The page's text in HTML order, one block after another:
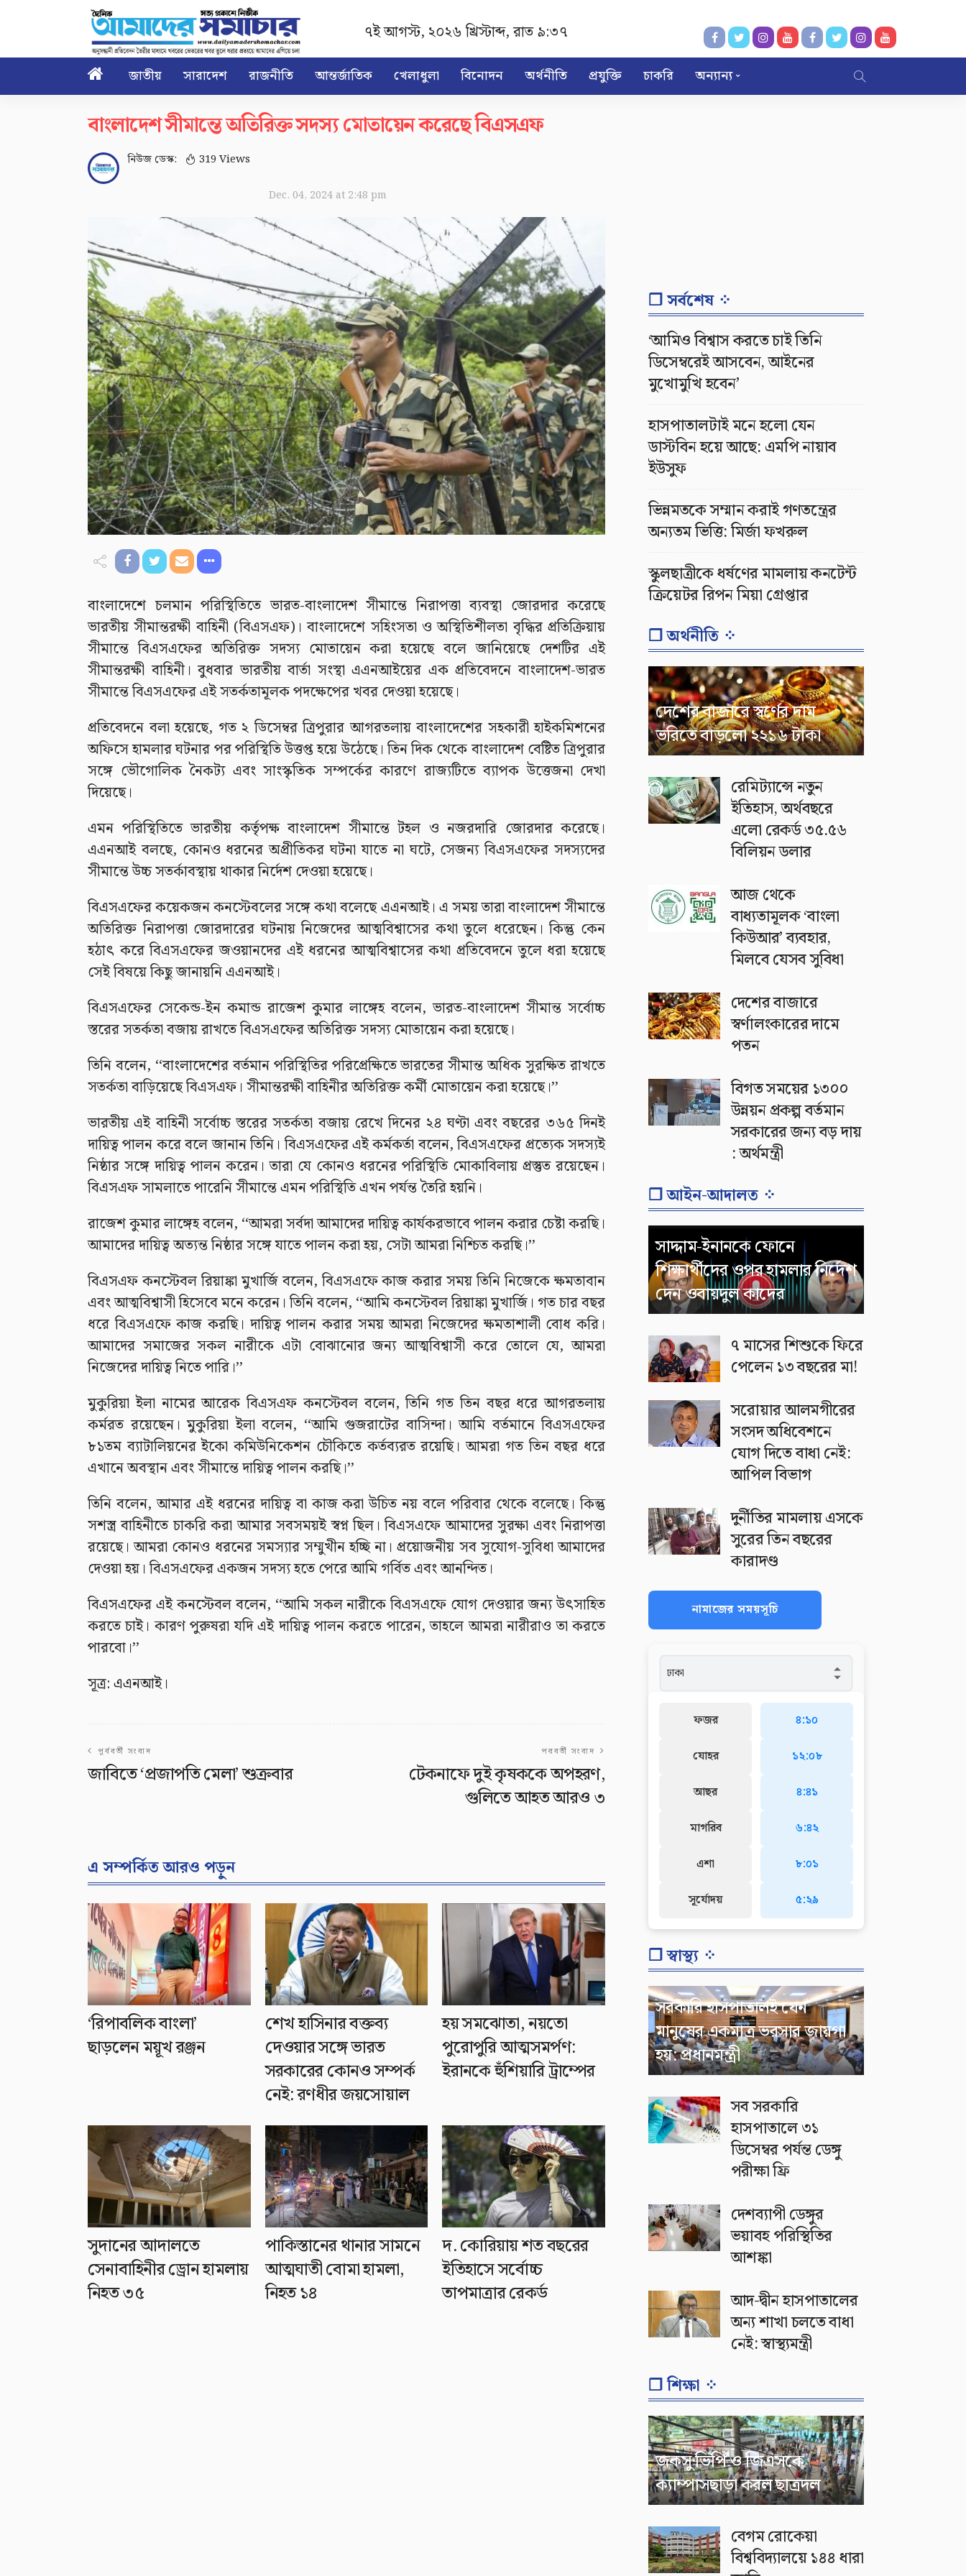
৭ই আগস্ট, ২০২৬ খ্রিস্টাব্দ,রাত ৯:৩৭
 জাতীয় সারাদেশ রাজনীতি আন্তর্জাতিক খেলাধুলা বিনোদন অর্থনীতি প্রযুক্তি চাকরি অন্যান্য
বাংলাদেশ সীমান্তে অতিরিক্ত সদস্য মোতায়েন করেছে বিএসএফ
নিউজ ডেস্ক: 319 Views
Dec. 04, 2024 at 2:48 pm
বাংলাদেশে চলমান পরিস্থিতিতে ভারত-বাংলাদেশ সীমান্তে নিরাপত্তা ব্যবস্থা জোরদার করেছে
ভারতীয় সীমান্তরক্ষী বাহিনী (বিএসএফ)। বাংলাদেশে সহিংসতা ও অস্থিতিশীলতা বৃদ্ধির প্রতিক্রিয়ায়
সীমান্তে বিএসএফের অতিরিক্ত সদস্য মোতায়েন করা হয়েছে বলে জানিয়েছে দেশটির এই
সীমান্তরক্ষী বাহিনী। বুধবার ভারতীয় বার্তা সংস্থা এএনআইয়ের এক প্রতিবেদনে বাংলাদেশ-ভারত
সীমান্তে বিএসএফের এই সতর্কতামূলক পদক্ষেপের খবর দেওয়া হয়েছে।
প্রতিবেদনে বলা হয়েছে, গত ২ ডিসেম্বর ত্রিপুরার আগরতলায় বাংলাদেশের সহকারী হাইকমিশনের
অফিসে হামলার ঘটনার পর পরিস্থিতি উত্তপ্ত হয়ে উঠেছে। তিন দিক থেকে বাংলাদেশ বেষ্টিত ত্রিপুরার
সঙ্গে ভৌগোলিক নৈকট্য এবং সাংস্কৃতিক সম্পর্কের কারণে রাজ্যটিতে ব্যাপক উত্তেজনা দেখা
দিয়েছে।
এমন পরিস্থিতিতে ভারতীয় কর্তৃপক্ষ বাংলাদেশ সীমান্তে টহল ও নজরদারি জোরদার করেছে।
এএনআই বলছে, কোনও ধরনের অপ্রীতিকর ঘটনা যাতে না ঘটে, সেজন্য বিএসএফের সদস্যদের
সীমান্তে উচ্চ সতর্কাবস্থায় থাকার নির্দেশ দেওয়া হয়েছে।
বিএসএফের কয়েকজন কনস্টেবলের সঙ্গে কথা বলেছে এএনআই। এ সময় তারা বাংলাদেশ সীমান্তে
অতিরিক্ত নিরাপত্তা জোরদারের ঘটনায় নিজেদের আত্মবিশ্বাসের কথা তুলে ধরেছেন। কিন্তু কেন
হঠাৎ করে বিএসএফের জওয়ানদের এই ধরনের আত্মবিশ্বাসের কথা প্রতিবেদনে তুলে ধরা হয়েছে
সেই বিষয়ে কিছু জানায়নি এএনআই।
বিএসএফের সেকেন্ড-ইন কমান্ড রাজেশ কুমার লাঙ্গেহ বলেন, ভারত-বাংলাদেশ সীমান্ত সর্বোচ্চ
স্তরের সতর্কতা বজায় রাখতে বিএসএফের অতিরিক্ত সদস্য মোতায়েন করা হয়েছে।
তিনি বলেন, ‘‘বাংলাদেশের বর্তমান পরিস্থিতির পরিপ্রেক্ষিতে ভারতের সীমান্ত অধিক সুরক্ষিত রাখতে
সতর্কতা বাড়িয়েছে বিএসএফ। সীমান্তরক্ষী বাহিনীর অতিরিক্ত কর্মী মোতায়েন করা হয়েছে।’’
ভারতীয় এই বাহিনী সর্বোচ্চ স্তরের সতর্কতা বজায় রেখে দিনের ২৪ ঘণ্টা এবং বছরের ৩৬৫ দিনই
দায়িত্ব পালন করে বলে জানান তিনি। বিএসএফের এই কর্মকর্তা বলেন, বিএসএফের প্রত্যেক সদস্যই
নিষ্ঠার সঙ্গে দায়িত্ব পালন করেন। তারা যে কোনও ধরনের পরিস্থিতি মোকাবিলায় প্রস্তুত রয়েছেন।
বিএসএফ সামলাতে পারেনি সীমান্তে এমন পরিস্থিতি এখন পর্যন্ত তৈরি হয়নি।
রাজেশ কুমার লাঙ্গেহ বলেন, ‘‘আমরা সর্বদা আমাদের দায়িত্ব কার্যকরভাবে পালন করার চেষ্টা করছি।
আমাদের দায়িত্ব অত্যন্ত নিষ্ঠার সঙ্গে যাতে পালন করা হয়, সেটা আমরা নিশ্চিত করছি।’’
বিএসএফ কনস্টেবল রিয়াঙ্কা মুখার্জি বলেন, বিএসএফে কাজ করার সময় তিনি নিজেকে ক্ষমতাবান
এবং আত্মবিশ্বাসী হিসেবে মনে করেন। তিনি বলেন, ‘‘আমি কনস্টেবল রিয়াঙ্কা মুখার্জি। গত চার বছর
ধরে বিএসএফে কাজ করছি। দায়িত্ব পালন করার সময় আমরা নিজেদের ক্ষমতাশালী বোধ করি।
আমাদের সমাজের সকল নারীকে এটা বোঝানোর জন্য আত্মবিশ্বাসী করে তোলে যে, আমরা
নিজেদের দায়িত্ব নিতে পারি।’’
মুকুরিয়া ইলা নামের আরেক বিএসএফ কনস্টেবল বলেন, তিনি গত তিন বছর ধরে আগরতলায়
কর্মরত রয়েছেন। মুকুরিয়া ইলা বলেন, ‘‘আমি গুজরাটের বাসিন্দা। আমি বর্তমানে বিএসএফের
৮১তম ব্যাটালিয়নের ইকো কমিউনিকেশন চৌকিতে কর্তব্যরত রয়েছি। আমরা গত তিন বছর ধরে
এখানে অবস্থান এবং সীমান্তে দায়িত্ব পালন করছি।’’
তিনি বলেন, আমার এই ধরনের দায়িত্ব বা কাজ করা উচিত নয় বলে পরিবার থেকে বলেছে। কিন্তু
সশস্ত্র বাহিনীতে চাকরি করা আমার সবসময়ই স্বপ্ন ছিল। বিএসএফে আমাদের সুরক্ষা এবং নিরাপত্তা
রয়েছে। আমরা কোনও ধরনের সমস্যার সম্মুখীন হচ্ছি না। প্রয়োজনীয় সব সুযোগ-সুবিধা আমাদের
দেওয়া হয়। বিএসএফের একজন সদস্য হতে পেরে আমি গর্বিত এবং আনন্দিত।
বিএসএফের এই কনস্টেবল বলেন, ‘‘আমি সকল নারীকে বিএসএফে যোগ দেওয়ার জন্য উৎসাহিত
করতে চাই। কারণ পুরুষরা যদি এই দায়িত্ব পালন করতে পারেন, তাহলে আমরা নারীরাও তা করতে
পারবো।’’
সূত্র: এএনআই।
পূর্ববর্তী সংবাদ
জাবিতে ‘প্রজাপতি মেলা’ শুক্রবার
পরবর্তী সংবাদ
টেকনাফে দুই কৃষককে অপহরণ,
গুলিতে আহত আরও ৩
এ সম্পর্কিত আরও পড়ুন
‘রিপাবলিক বাংলা’
ছাড়লেন ময়ূখ রঞ্জন
শেখ হাসিনার বক্তব্য
দেওয়ার সঙ্গে ভারত
সরকারের কোনও সম্পর্ক
নেই: রণধীর জয়সোয়াল
হয় সমঝোতা, নয়তো
পুরোপুরি আত্মসমর্পণ:
ইরানকে হুঁশিয়ারি ট্রাম্পের
সুদানের আদালতে
সেনাবাহিনীর ড্রোন হামলায়
নিহত ৩৫
পাকিস্তানের থানার সামনে
আত্মঘাতী বোমা হামলা,
নিহত ১৪
দ. কোরিয়ায় শত বছরের
ইতিহাসে সর্বোচ্চ
তাপমাত্রার রেকর্ড
❐ সর্বশেষ ⁘
‘আমিও বিশ্বাস করতে চাই তিনি
ডিসেম্বরেই আসবেন, আইনের
মুখোমুখি হবেন’
হাসপাতালটাই মনে হলো যেন
ডাস্টবিন হয়ে আছে: এমপি নায়াব
ইউসুফ
ভিন্নমতকে সম্মান করাই গণতন্ত্রের
অন্যতম ভিত্তি: মির্জা ফখরুল
স্কুলছাত্রীকে ধর্ষণের মামলায় কনটেন্ট
ক্রিয়েটর রিপন মিয়া গ্রেপ্তার
❐ অর্থনীতি ⁘
দেশের বাজারে স্বর্ণের দাম
ভরিতে বাড়লো ২২১৬ টাকা
রেমিট্যান্সে নতুন
ইতিহাস, অর্থবছরে
এলো রেকর্ড ৩৫.৫৬
বিলিয়ন ডলার
আজ থেকে
বাধ্যতামূলক ‘বাংলা
কিউআর’ ব্যবহার,
মিলবে যেসব সুবিধা
দেশের বাজারে
স্বর্ণালংকারের দামে
পতন
বিগত সময়ের ১৩০০
উন্নয়ন প্রকল্প বর্তমান
সরকারের জন্য বড় দায়
: অর্থমন্ত্রী
❐ আইন-আদালত ⁘
সাদ্দাম-ইনানকে ফোনে
শিক্ষার্থীদের ওপর হামলার নির্দেশ
দেন ওবায়দুল কাদের
৭ মাসের শিশুকে ফিরে
পেলেন ১৩ বছরের মা!
সরোয়ার আলমগীরের
সংসদ অধিবেশনে
যোগ দিতে বাধা নেই:
আপিল বিভাগ
দুর্নীতির মামলায় এসকে
সুরের তিন বছরের
কারাদণ্ড
নামাজের সময়সূচি
ফজর
যোহর
আছর
মাগরিব
এশা
সূর্যোদয়
৪:১০
১২:০৮
৪:৪১
৬:৪২
৮:০১
৫:২৯
❐ স্বাস্থ্য ⁘
সরকারি হাসপাতালই যেন
মানুষের একমাত্র ভরসার জায়গা
হয়: প্রধানমন্ত্রী
সব সরকারি
হাসপাতালে ৩১
ডিসেম্বর পর্যন্ত ডেঙ্গু
পরীক্ষা ফ্রি
দেশব্যাপী ডেঙ্গুর
ভয়াবহ পরিস্থিতির
আশঙ্কা
আদ-দ্বীন হাসপাতালের
অন্য শাখা চলতে বাধা
নেই: স্বাস্থ্যমন্ত্রী
❐ শিক্ষা ⁘
জকসু ভিপি ও জিএসকে
ক্যাম্পাসছাড়া করল ছাত্রদল
বেগম রোকেয়া
বিশ্ববিদ্যালয়ে ১৪৪ ধারা